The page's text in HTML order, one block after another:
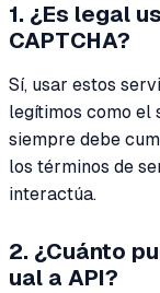
1. ¿Es legal
CAPTCHA?
Sí, usar estos
legítimos como el
siempre debe
los términos de
interactúa.
2. ¿Cuánto
ual a API?